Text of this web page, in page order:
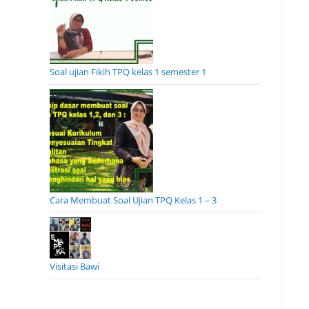
Soal ujian Fikih TPQ kelas 1 semester 1
Cara Membuat Soal Ujian TPQ Kelas 1 – 3
Visitasi Bawi